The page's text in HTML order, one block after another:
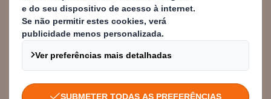
primeiros passos e agora
precisamos do apoio de decisores
políticos, tanto a nível europeu
como nacional, para que se tome